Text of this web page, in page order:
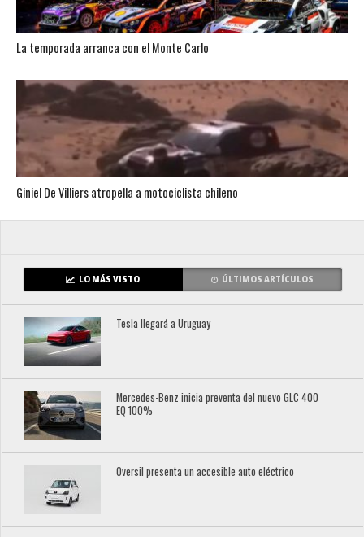
La temporada arranca con el Monte Carlo
Giniel De Villiers atropella a motociclista chileno
LO MÁS VISTO ÚLTIMOS ARTÍCULOS
Tesla llegará a Uruguay
Mercedes-Benz inicia preventa del nuevo GLC 400
EQ 100%
Oversil presenta un accesible auto eléctrico